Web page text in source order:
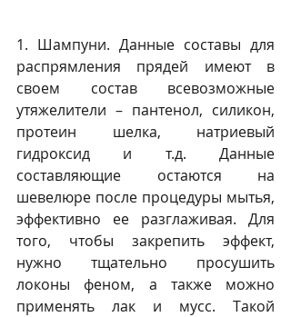
1. Шампуни. Данные составы для
распрямления прядей имеют в
своем состав всевозможные
утяжелители – пантенол, силикон,
протеин шелка, натриевый
гидроксид и т.д. Данные
составляющие остаются на
шевелюре после процедуры мытья,
эффективно ее разглаживая. Для
того, чтобы закрепить эффект,
нужно тщательно просушить
локоны феном, а также можно
применять лак и мусс. Такой